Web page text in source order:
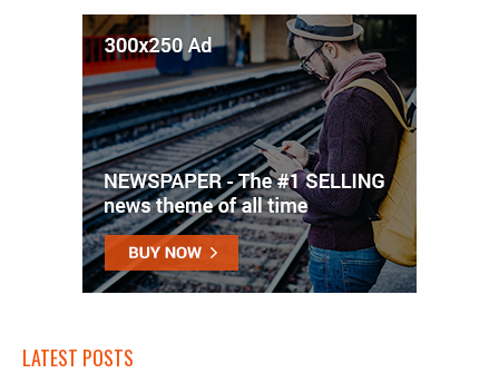
LATEST POSTS